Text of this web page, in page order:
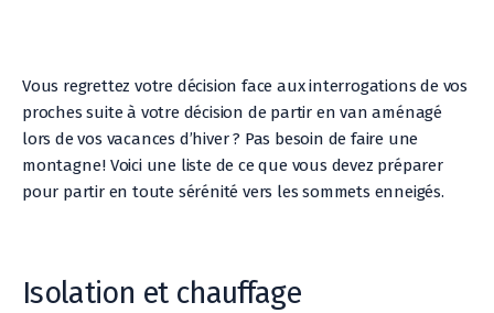
Vous regrettez votre décision face aux interrogations de vos
proches suite à votre décision de partir en van aménagé
lors de vos vacances d’hiver ? Pas besoin de faire une
montagne ! Voici une liste de ce que vous devez préparer
pour partir en toute sérénité vers les sommets enneigés.
Isolation et chauffage